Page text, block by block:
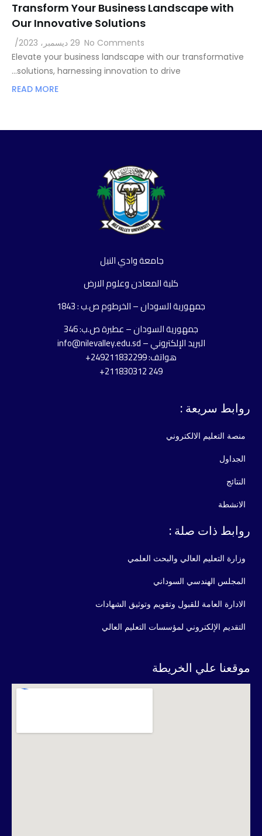
Transform Your Business Landscape with
Our Innovative Solutions
29 ديسمبر، 2023 /
No Comments
Elevate your business landscape with our transformative
solutions, harnessing innovation to drive…
READ MORE
جامعة وادي النيل
كلية المعادن وعلوم الارض
جمهورية السودان – الخرطوم ص.ب : 1843
جمهورية السودان – عطبرة ص.ب: 346
البريد الإلكتروني – info@nilevalley.edu.sd
هواتف: 249211832299+
249 211830312+
روابط سريعة :
منصة التعليم الالكتروني
الجداول
النتائج
الانشطة
روابط ذات صلة :
وزارة التعليم العالي والبحث العلمي
المجلس الهندسي السوداني
الادارة العامة للقبول وتقويم وتوثيق الشهادات
التقديم الإلكتروني لمؤسسات التعليم العالي
موقعنا علي الخريطة